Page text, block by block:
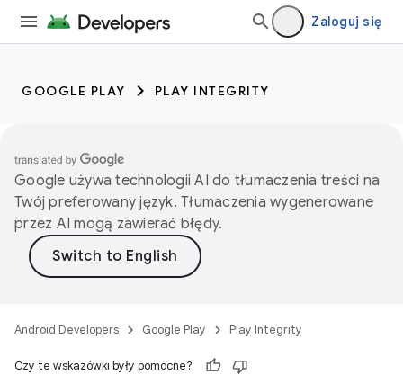
Zaloguj się
GOOGLE PLAY PLAY INTEGRITY
Google używa technologii AI do tłumaczenia treści na
Twój preferowany język. Tłumaczenia wygenerowane
przez AI mogą zawierać błędy.
Android Developers Google Play Play Integrity
Czy te wskazówki były pomocne?